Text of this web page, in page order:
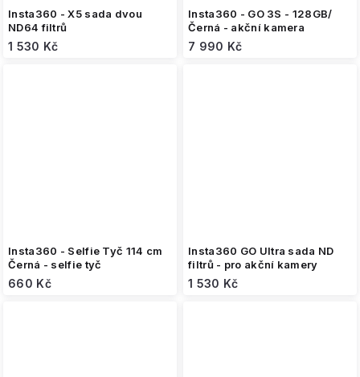
Insta360 - X5 sada dvou
ND64 filtrů
1 530 Kč
Insta360 - GO 3S - 128GB/
Černá - akční kamera
7 990 Kč
Insta360 - Selfie Tyč 114 cm
Černá - selfie tyč
660 Kč
Insta360 GO Ultra sada ND
filtrů - pro akční kamery
1 530 Kč